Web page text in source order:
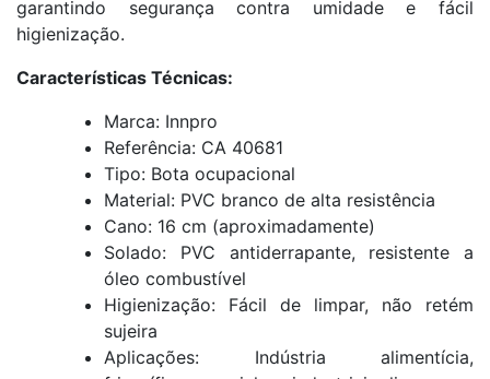
garantindo segurança contra umidade e fácil
higienização.
Características Técnicas:
Marca: Innpro
Referência: CA 40681
Tipo: Bota ocupacional
Material: PVC branco de alta resistência
Cano: 16 cm (aproximadamente)
Solado: PVC antiderrapante, resistente a
óleo combustível
Higienização: Fácil de limpar, não retém
sujeira
Aplicações: Indústria alimentícia,